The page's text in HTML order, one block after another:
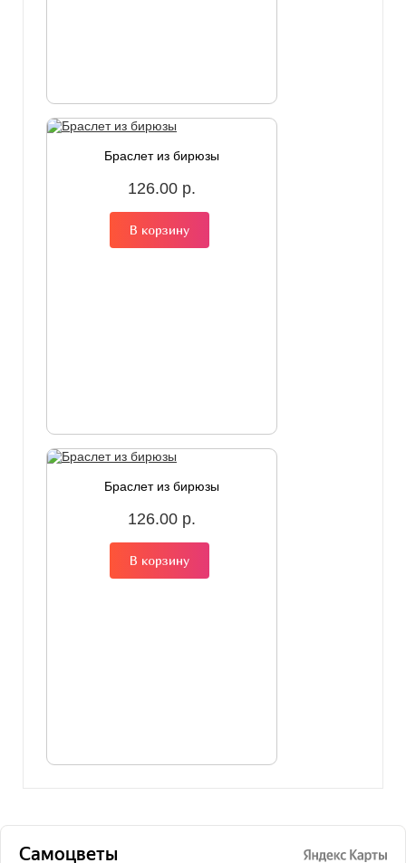
Браслет из бирюзы
126.00 р.
В корзину
Браслет из бирюзы
126.00 р.
В корзину